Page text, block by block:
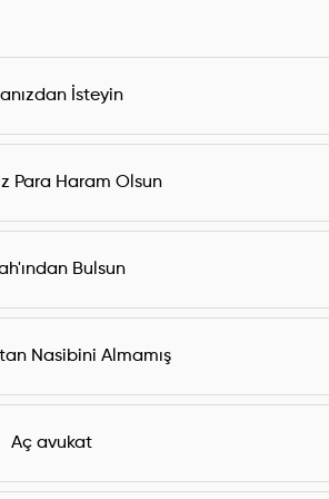
İsteyin
Para Haram Olsun
Bulsun
Nasibini Almamış
Aç avukat